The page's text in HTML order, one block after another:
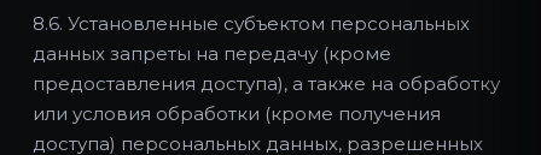
8.6. Установленные субъектом персональных
данных запреты на передачу (кроме
предоставления доступа), а также на обработку
или условия обработки (кроме получения
доступа) персональных данных, разрешенных